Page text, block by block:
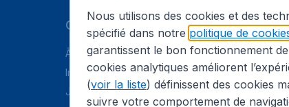
CheapTickets.be
À propos
Information Légale
Jobs
Nous utilisons des cookies et des
spécifié dans notre politique de
garantissent le bon fonctionnement
cookies analytiques améliorent
(voir la liste) définissent des cookies
suivre votre comportement de